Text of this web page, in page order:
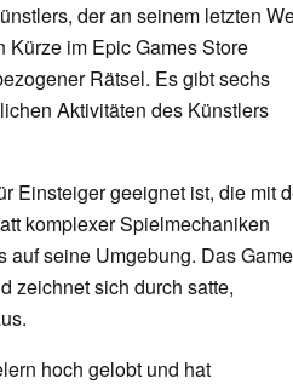
der an seinem letzten
Kürze im Epic Games Store
Rätsel. Es gibt sechs
Aktivitäten des Künstlers
Einsteiger geeignet ist, die mit
komplexer Spielmechaniken
seine Umgebung. Das
zeichnet sich durch satte,
hoch gelobt und hat